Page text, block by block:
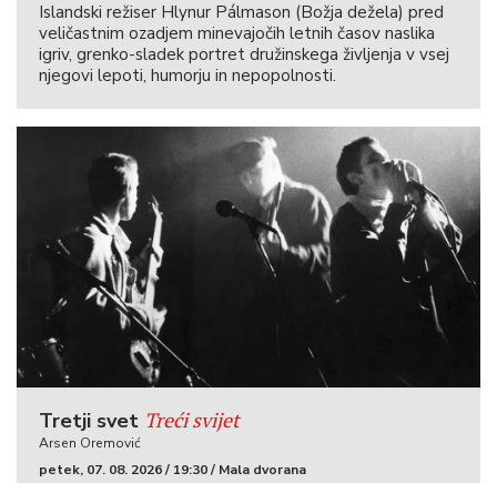
Islandski režiser Hlynur Pálmason (Božja dežela) pred
veličastnim ozadjem minevajočih letnih časov naslika
igriv, grenko-sladek portret družinskega življenja v vsej
njegovi lepoti, humorju in nepopolnosti.
Tretji svet Treći svijet
Arsen Oremović
petek, 07. 08. 2026 / 19:30 / Mala dvorana